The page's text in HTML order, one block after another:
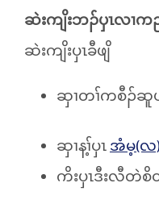
ဆဲးကျိးဘၣ်ပှၤလၢက
ဆဲးကျိးပှၤခီဖျိ
ဆှၢတၢ်ကစီၣ်ဆူ
ဆှၢန့ၢ်ပှၤ အံမ့(လ
ကိးပှၤဒီးလီတဲစိ